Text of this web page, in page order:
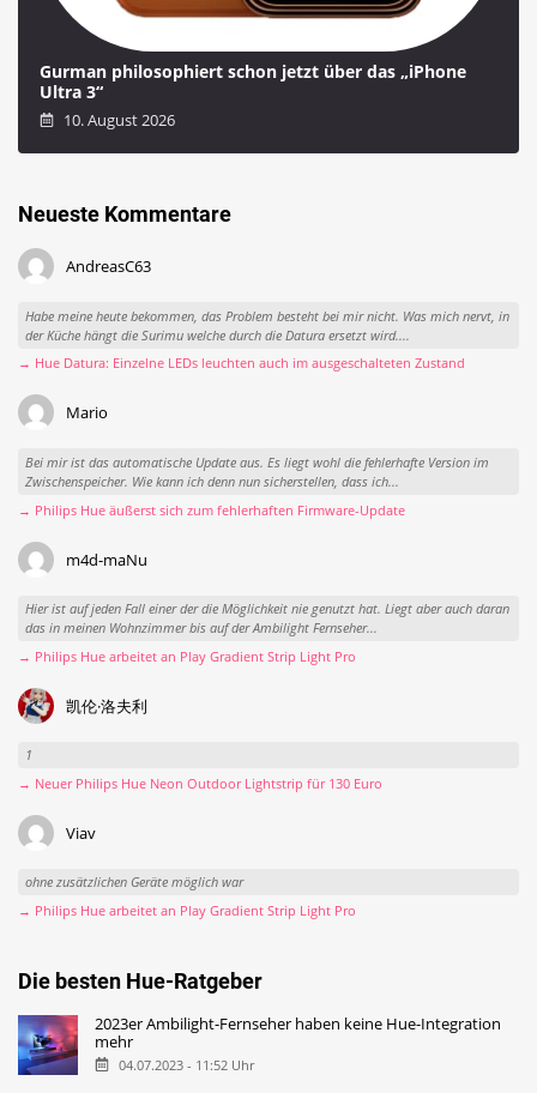
Gurman philosophiert schon jetzt über das „iPhone
Ultra 3“
10. August 2026
Neueste Kommentare
AndreasC63
Habe meine heute bekommen, das Problem besteht bei mir nicht. Was mich nervt, in
der Küche hängt die Surimu welche durch die Datura ersetzt wird....
→ Hue Datura: Einzelne LEDs leuchten auch im ausgeschalteten Zustand
Mario
Bei mir ist das automatische Update aus. Es liegt wohl die fehlerhafte Version im
Zwischenspeicher. Wie kann ich denn nun sicherstellen, dass ich...
→ Philips Hue äußerst sich zum fehlerhaften Firmware-Update
m4d-maNu
Hier ist auf jeden Fall einer der die Möglichkeit nie genutzt hat. Liegt aber auch daran
das in meinen Wohnzimmer bis auf der Ambilight Fernseher...
→ Philips Hue arbeitet an Play Gradient Strip Light Pro
凯伦·洛夫利
1
→ Neuer Philips Hue Neon Outdoor Lightstrip für 130 Euro
Viav
ohne zusätzlichen Geräte möglich war
→ Philips Hue arbeitet an Play Gradient Strip Light Pro
Die besten Hue-Ratgeber
2023er Ambilight-Fernseher haben keine Hue-Integration
mehr
04.07.2023 - 11:52 Uhr